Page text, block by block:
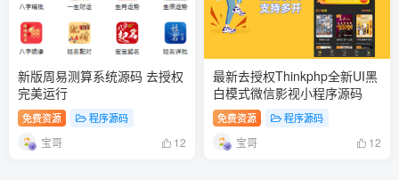
新版周易测算系统源码 去授权
完美运行
免费资源 程序源码
宝哥 12
最新去授权Thinkphp全新UI黑
白模式微信影视小程序源码
免费资源 程序源码
宝哥 12